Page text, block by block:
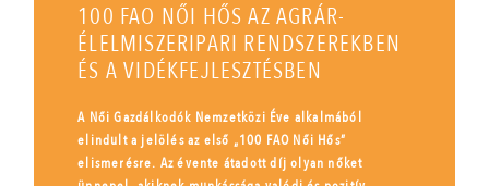
100 FAO NŐI HŐS AZ AGRÁR-
ÉLELMISZERIPARI RENDSZEREKBEN
ÉS A VIDÉKFEJLESZTÉSBEN
A Női Gazdálkodók Nemzetközi Éve alkalmából
elindult a jelölés az első „100 FAO Női Hős”
elismerésre. Az évente átadott díj olyan nőket